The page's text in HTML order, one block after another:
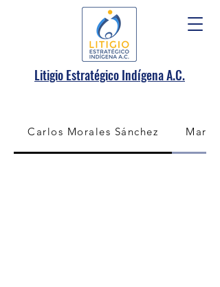
Litigio Estratégico Indígena A.C.
Carlos Morales Sánchez